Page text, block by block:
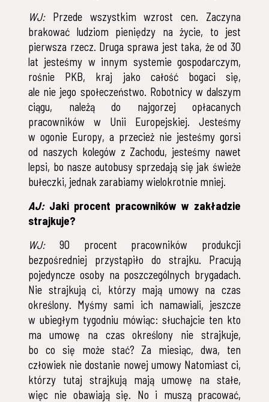
WJ: Przede wszystkim wzrost cen. Zaczyna
brakować ludziom pieniędzy na życie, to jest
pierwsza rzecz. Druga sprawa jest taka, że od 30
lat jesteśmy w innym systemie gospodarczym,
rośnie PKB, kraj jako całość bogaci się,
ale nie jego społeczeństwo. Robotnicy w dalszym
ciągu, należą do najgorzej opłacanych
pracowników w Unii Europejskiej. Jesteśmy
w ogonie Europy, a przecież nie jesteśmy gorsi
od naszych kolegów z Zachodu, jesteśmy nawet
lepsi, bo nasze autobusy sprzedają się jak świeże
bułeczki, jednak zarabiamy wielokrotnie mniej.
AJ:Jaki procent pracowników w zakładzie
strajkuje?
WJ: 90 procent pracowników produkcji
bezpośredniej przystąpiło do strajku. Pracują
pojedyncze osoby na poszczególnych brygadach.
Nie strajkują ci, którzy mają umowy na czas
określony. Myśmy sami ich namawiali, jeszcze
w ubiegłym tygodniu mówiąc: słuchajcie ten kto
ma umowę na czas określony nie strajkuje,
bo co się może stać? Za miesiąc, dwa, ten
człowiek nie dostanie nowej umowy Natomiast ci,
którzy tutaj strajkują mają umowę na stałe,
więc nie obawiają się. No i muszą pracować,